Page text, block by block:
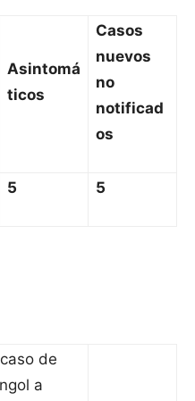
Asintomá
ticos
Casos
nuevos
no
notificad
os
5 5
de
a